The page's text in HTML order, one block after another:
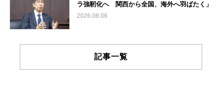
ラ強靭化へ 関西から全国、海外へ羽ばたく」
2026.08.06
記事一覧